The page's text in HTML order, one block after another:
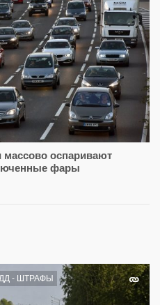
оспаривают
фары
- ШТРАФЫ